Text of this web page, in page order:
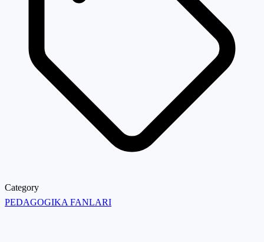
Category
PEDAGOGIKA FANLARI